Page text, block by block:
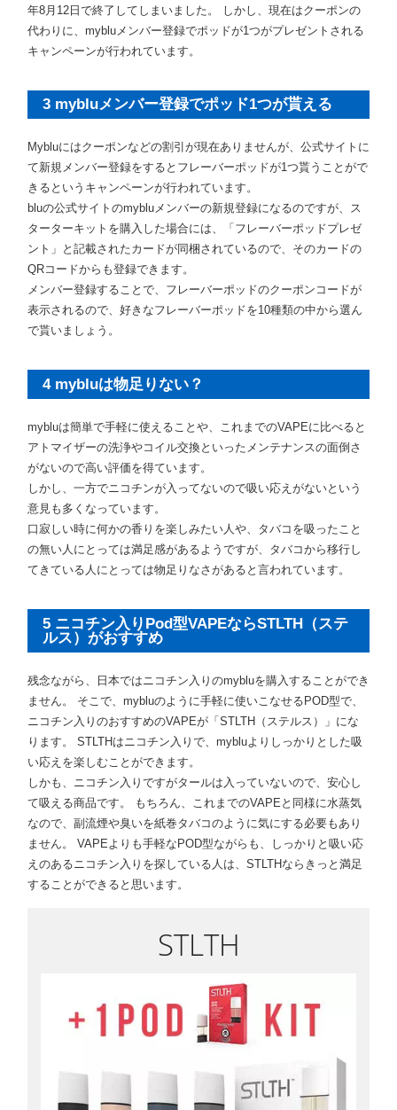
年8月12日で終了してしまいました。 しかし、現在はクーポンの
代わりに、mybluメンバー登録でポッドが1つがプレゼントされる
キャンペーンが行われています。
3 mybluメンバー登録でポッド1つが貰える
Mybluにはクーポンなどの割引が現在ありませんが、公式サイトに
て新規メンバー登録をするとフレーバーポッドが1つ貰うことがで
きるというキャンペーンが行われています。
bluの公式サイトのmybluメンバーの新規登録になるのですが、ス
ターターキットを購入した場合には、「フレーバーポッドプレゼ
ント」と記載されたカードが同梱されているので、そのカードの
QRコードからも登録できます。
メンバー登録することで、フレーバーポッドのクーポンコードが
表示されるので、好きなフレーバーポッドを10種類の中から選ん
で貰いましょう。
4 mybluは物足りない？
mybluは簡単で手軽に使えることや、これまでのVAPEに比べると
アトマイザーの洗浄やコイル交換といったメンテナンスの面倒さ
がないので高い評価を得ています。
しかし、一方でニコチンが入ってないので吸い応えがないという
意見も多くなっています。
口寂しい時に何かの香りを楽しみたい人や、タバコを吸ったこと
の無い人にとっては満足感があるようですが、タバコから移行し
てきている人にとっては物足りなさがあると言われています。
5 ニコチン入りPod型VAPEならSTLTH（ステ
ルス）がおすすめ
残念ながら、日本ではニコチン入りのmybluを購入することができ
ません。 そこで、mybluのように手軽に使いこなせるPOD型で、
ニコチン入りのおすすめのVAPEが「STLTH（ステルス）」にな
ります。 STLTHはニコチン入りで、mybluよりしっかりとした吸
い応えを楽しむことができます。
しかも、ニコチン入りですがタールは入っていないので、安心し
て吸える商品です。 もちろん、これまでのVAPEと同様に水蒸気
なので、副流煙や臭いを紙巻タバコのように気にする必要もあり
ません。 VAPEよりも手軽なPOD型ながらも、しっかりと吸い応
えのあるニコチン入りを探している人は、STLTHならきっと満足
することができると思います。
STLTH